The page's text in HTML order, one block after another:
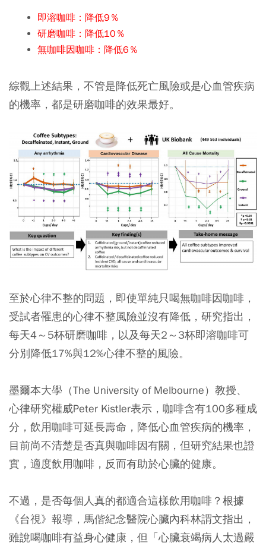
即溶咖啡：降低9％
研磨咖啡：降低10％
無咖啡因咖啡：降低6％
綜觀上述結果，不管是降低死亡風險或是心血管疾病
的機率，都是研磨咖啡的效果最好。
至於心律不整的問題，即使單純只喝無咖啡因咖啡，
受試者罹患的心律不整風險並沒有降低，研究指出，
每天4～5杯研磨咖啡，以及每天2～3杯即溶咖啡可
分別降低17%與12%心律不整的風險。
墨爾本大學（The University of Melbourne）教授、
心律研究權威Peter Kistler表示，咖啡含有100多種成
分，飲用咖啡可延長壽命，降低心血管疾病的機率，
目前尚不清楚是否真與咖啡因有關，但研究結果也證
實，適度飲用咖啡，反而有助於心臟的健康。
不過，是否每個人真的都適合這樣飲用咖啡？根據
《台視》報導，馬偕紀念醫院心臟內科林謂文指出，
雖說喝咖啡有益身心健康，但「心臟衰竭病人太過嚴